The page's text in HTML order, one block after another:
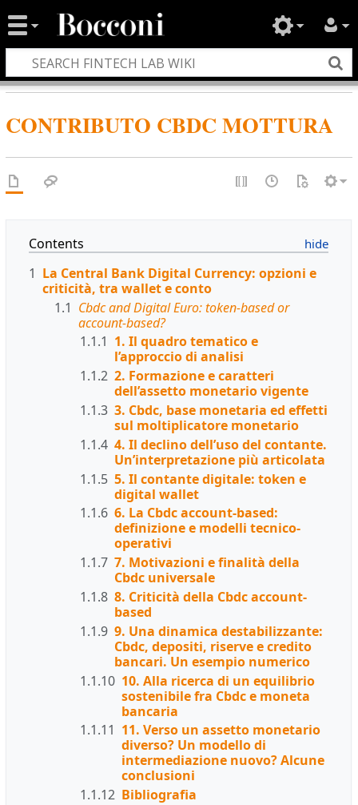
CONTRIBUTO CBDC MOTTURA
Contents
1 La Central Bank Digital Currency: opzioni e
criticità, tra wallet e conto
1.1 Cbdc and Digital Euro: token-based or
account-based?
1.1.1 1. Il quadro tematico e
l’approccio di analisi
1.1.2 2. Formazione e caratteri
dell’assetto monetario vigente
1.1.3 3. Cbdc, base monetaria ed effetti
sul moltiplicatore monetario
1.1.4 4. Il declino dell’uso del contante.
Un’interpretazione più articolata
1.1.5 5. Il contante digitale: token e
digital wallet
1.1.6 6. La Cbdc account-based:
definizione e modelli tecnico-
operativi
1.1.7 7. Motivazioni e finalità della
Cbdc universale
1.1.8 8. Criticità della Cbdc account-
based
1.1.9 9. Una dinamica destabilizzante:
Cbdc, depositi, riserve e credito
bancari. Un esempio numerico
1.1.10 10. Alla ricerca di un equilibrio
sostenibile fra Cbdc e moneta
bancaria
1.1.11 11. Verso un assetto monetario
diverso? Un modello di
intermediazione nuovo? Alcune
conclusioni
1.1.12 Bibliografia